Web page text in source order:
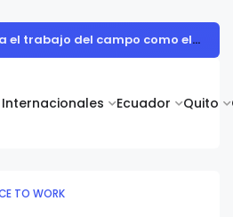
Internacionales Ecuador Quito
Nutricionista alerta sobre los ultraprocesados en vacaciones: "Los refrigerios son una oportunidad para sembrar salud en los niños"
TO WORK